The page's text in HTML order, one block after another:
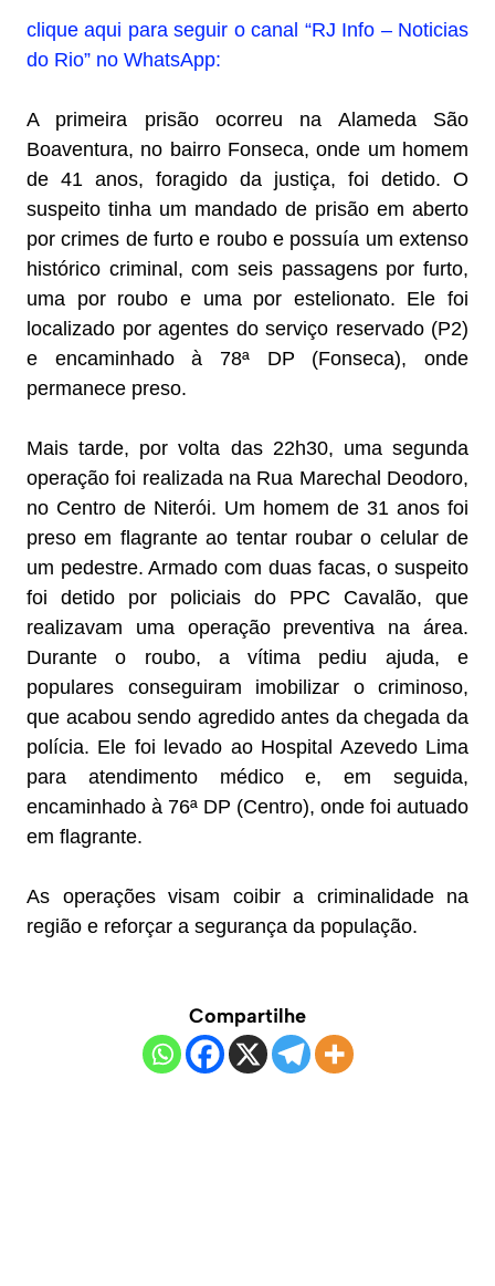
clique aqui para seguir o canal “RJ Info – Noticias
do Rio” no WhatsApp:
A primeira prisão ocorreu na Alameda São
Boaventura, no bairro Fonseca, onde um homem
de 41 anos, foragido da justiça, foi detido. O
suspeito tinha um mandado de prisão em aberto
por crimes de furto e roubo e possuía um extenso
histórico criminal, com seis passagens por furto,
uma por roubo e uma por estelionato. Ele foi
localizado por agentes do serviço reservado (P2)
e encaminhado à 78ª DP (Fonseca), onde
permanece preso.
Mais tarde, por volta das 22h30, uma segunda
operação foi realizada na Rua Marechal Deodoro,
no Centro de Niterói. Um homem de 31 anos foi
preso em flagrante ao tentar roubar o celular de
um pedestre. Armado com duas facas, o suspeito
foi detido por policiais do PPC Cavalão, que
realizavam uma operação preventiva na área.
Durante o roubo, a vítima pediu ajuda, e
populares conseguiram imobilizar o criminoso,
que acabou sendo agredido antes da chegada da
polícia. Ele foi levado ao Hospital Azevedo Lima
para atendimento médico e, em seguida,
encaminhado à 76ª DP (Centro), onde foi autuado
em flagrante.
As operações visam coibir a criminalidade na
região e reforçar a segurança da população.
Compartilhe